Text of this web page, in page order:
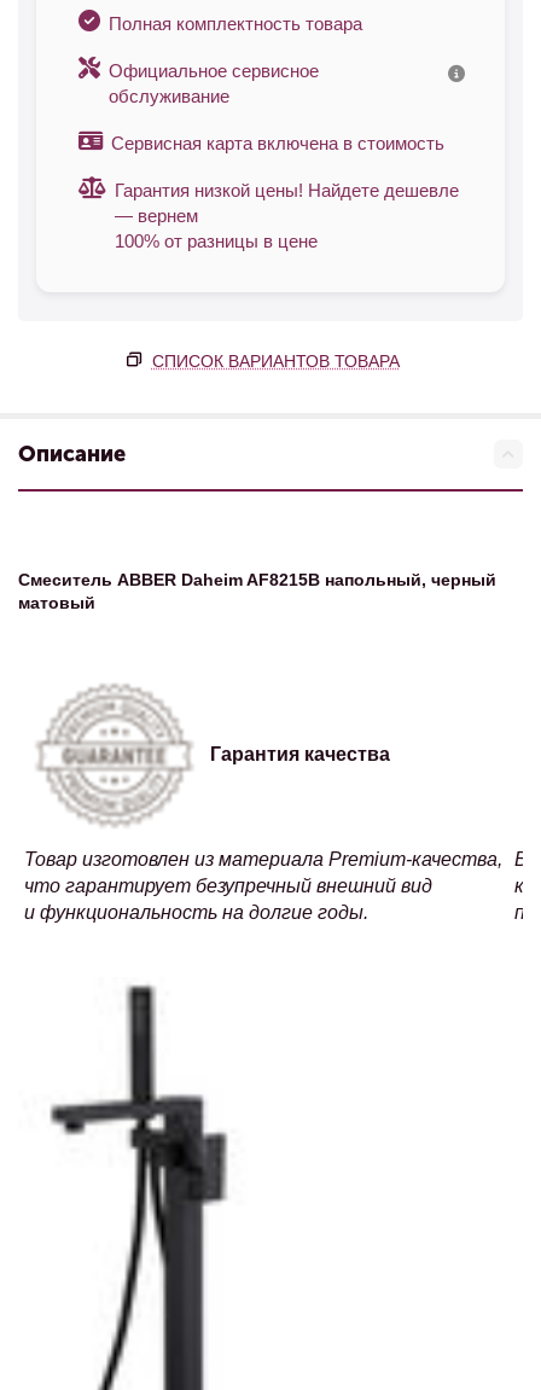
Полная комплектность товара
Официальное сервисное
обслуживание
Сервисная карта включена в стоимость
Гарантия низкой цены! Найдете дешевле
— вернем
100% от разницы в цене
СПИСОК ВАРИАНТОВ ТОВАРА
Описание
Смеситель ABBER Daheim AF8215B напольный, черный
матовый
Гарантия качества
Товар изготовлен из материала Premium-качества,
что гарантирует безупречный внешний вид
и функциональность на долгие годы.